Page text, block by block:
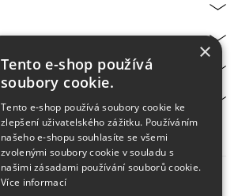
×
Tento e-shop používá
soubory cookie.
Tento e-shop používá soubory cookie ke
zlepšení uživatelského zážitku. Používáním
našeho e-shopu souhlasíte se všemi
zvolenými soubory cookie v souladu s
našimi zásadami používání souborů cookie.
Více informací